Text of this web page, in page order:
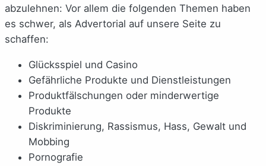
abzulehnen: Vor allem die folgenden Themen haben
es schwer, als Advertorial auf unsere Seite zu
schaffen:
Glücksspiel und Casino
Gefährliche Produkte und Dienstleistungen
Produktfälschungen oder minderwertige
Produkte
Diskriminierung, Rassismus, Hass, Gewalt und
Mobbing
Pornografie